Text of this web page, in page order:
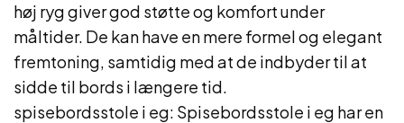
høj ryg giver god støtte og komfort under
måltider. De kan have en mere formel og elegant
fremtoning, samtidig med at de indbyder til at
sidde til bords i længere tid.
spisebordsstole i eg: Spisebordsstole i eg har en